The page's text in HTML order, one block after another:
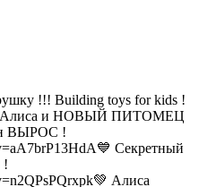
!!! Building toys for kids !
Алиса и НОВЫЙ ПИТОМЕЦ
ВЫРОС !
Секретный
!
Алиса